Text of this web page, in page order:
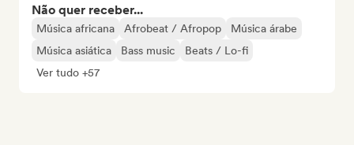
Não quer receber...
Música africana Afrobeat / Afropop
Música árabe
Música asiática
Bass music
Beats / Lo-fi
Ver tudo +57